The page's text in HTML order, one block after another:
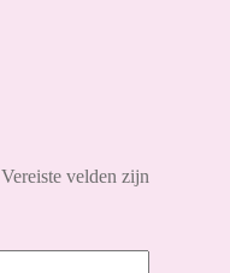
Vereiste velden zijn